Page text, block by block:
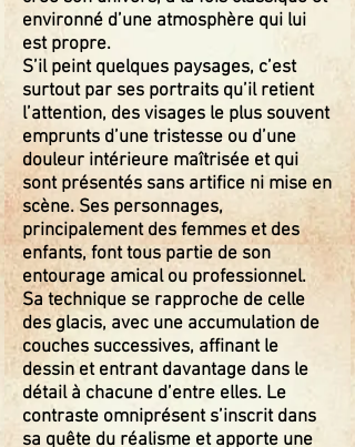
environné d’une atmosphère qui lui
est propre.
S’il peint quelques paysages, c’est
surtout par ses portraits qu’il retient
l’attention, des visages le plus souvent
emprunts d’une tristesse ou d’une
douleur intérieure maîtrisée et qui
sont présentés sans artifice ni mise en
scène. Ses personnages,
principalement des femmes et des
enfants, font tous partie de son
entourage amical ou professionnel.
Sa technique se rapproche de celle
des glacis, avec une accumulation de
couches successives, affinant le
dessin et entrant davantage dans le
détail à chacune d’entre elles. Le
contraste omniprésent s’inscrit dans
sa quête du réalisme et apporte une